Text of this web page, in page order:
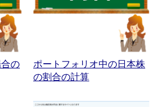
の
ポートフォリオ中の日本株
の割合の計算